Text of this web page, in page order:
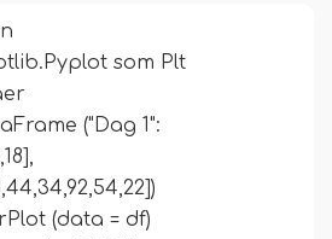
som Plt
("Dag 1":
(data = df)